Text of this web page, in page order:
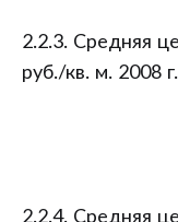
2.2.3. Средняя
руб./кв. м. 2008 г.
2.2.4. Средняя